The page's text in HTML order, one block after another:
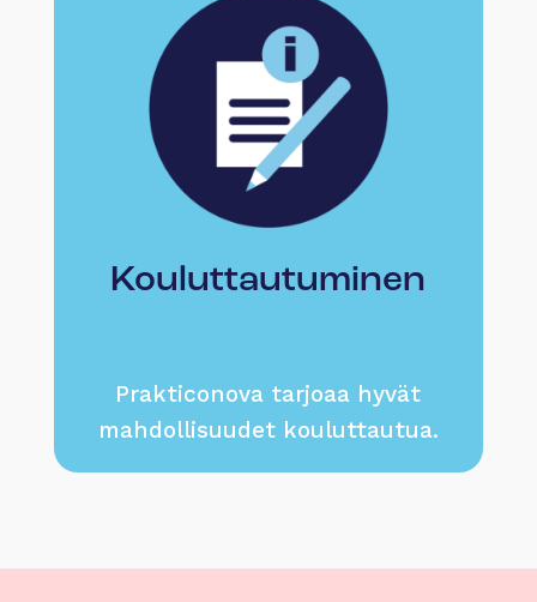
Kouluttautuminen
Prakticonova tarjoaa hyvät
mahdollisuudet kouluttautua.